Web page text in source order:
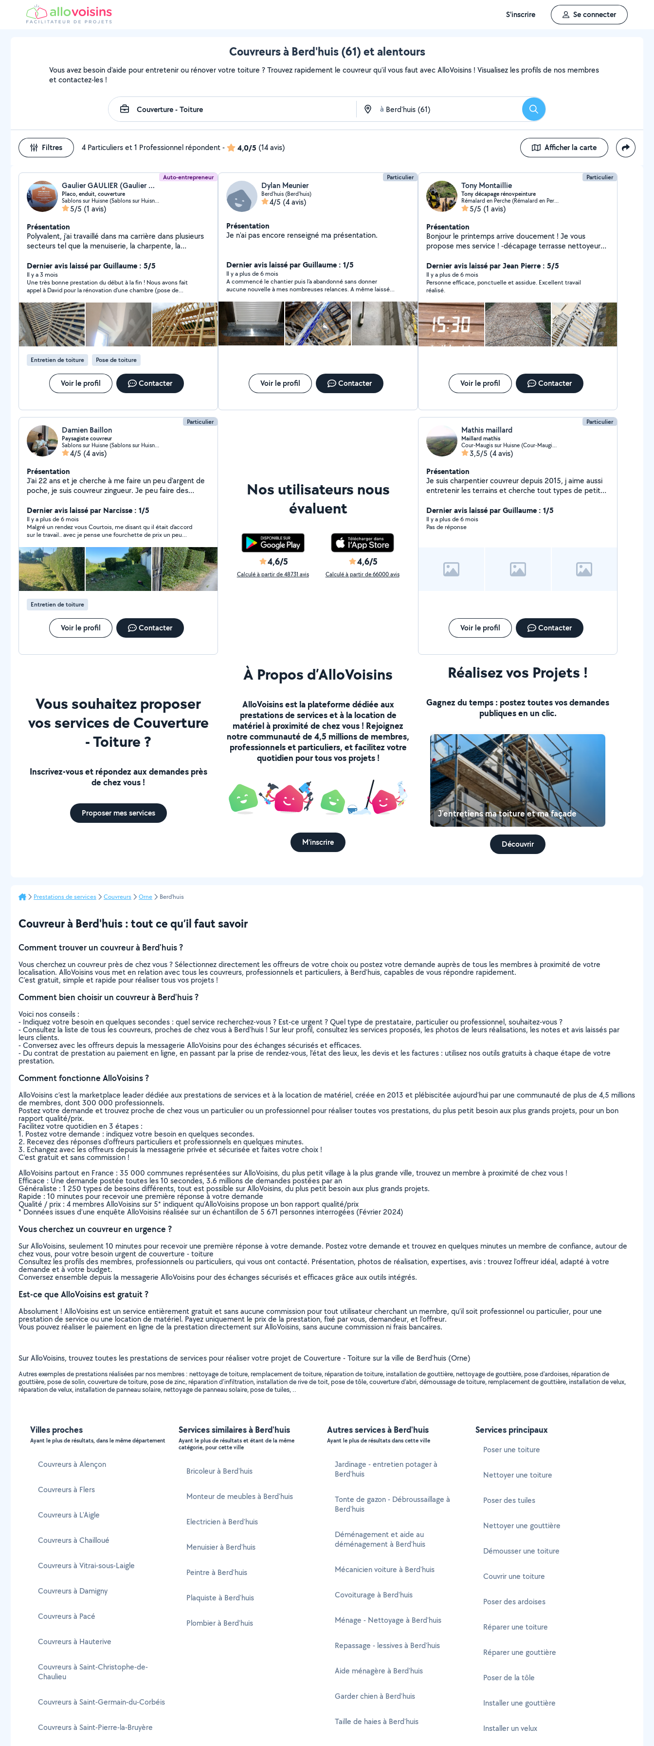
S'inscrire Se connecter
Couvreurs à Berd'huis (61) et alentours
Vous avez besoin d'aide pour entretenir ou rénover votre toiture ? Trouvez rapidement le couvreur qu'il vous faut avec AlloVoisins ! Visualisez les profils de nos membres
et contactez-les !
à Rechercher
Filtres 4 Particuliers et 1 Professionnel répondent- 4,0/5 (14 avis) Afficher la carte
Auto-entrepreneur
Gaulier GAULIER (Gaulier David)
Placo, enduit, couverture
Sablons sur Huisne (Sablons sur Huisne)
5/5 (1 avis)
Présentation
Polyvalent, j'ai travaillé dans ma carrière dans plusieurs
secteurs tel que la menuiserie, la charpente, la
Dernier avis laissé par Guillaume : 5/5
Il y a 3 mois
Une très bonne prestation du début à la fin ! Nous avons fait
appel à David pour la rénovation d'une chambre (pose de
résultat est au-delà de nos espérances ! David est un artisan
minutieux qui a le souci du détail et du travail bien fait. Il a su
parfaitement s'adapter aux contraintes de notre maison et na
investi le temps nécessaire pour nous offrir des finitions
impeccables. En plus d'être un expert dans son domaine, il est
très sympathique, à l'écoute et d'excellent conseil. Nous ferons
de nouveau appel à lui sans hésiter pour nos futurs chantiers.
Je le recommande les yeux fermés !
Entretien de toiture Pose de toiture
Voir le profil Contacter
Particulier
Dylan Meunier
Berd'huis (Berd'huis)
4/5 (4 avis)
Présentation
Je n'ai pas encore renseigné ma présentation.
Dernier avis laissé par Guillaume : 1/5
Il y a plus de 6 mois
A commencé le chantier puis l’a abandonné sans donner
aucune nouvelle à mes nombreuses relances. A même laissé
Voir le profil Contacter
Particulier
Tony Montaillie
Tony décapage rénovpeinture
Rémalard en Perche (Rémalard en Perche)
5/5 (1 avis)
Présentation
Bonjour le printemps arrive doucement ! Je vous
propose mes service ! -décapage terrasse nettoyeur
peinture
Dernier avis laissé par Jean Pierre : 5/5
Il y a plus de 6 mois
Personne efficace, ponctuelle et assidue. Excellent travail
réalisé.
Voir le profil Contacter
Particulier
Damien Baillon
Paysagiste couvreur
Sablons sur Huisne (Sablons sur Huisne)
4/5 (4 avis)
Présentation
J'ai 22 ans et je cherche à me faire un peu d'argent de
poche, je suis couvreur zingueur. Je peu faire des
Pose de velux et volet roulant électrique
Dernier avis laissé par Narcisse : 1/5
Il y a plus de 6 mois
Malgré un rendez vous Courtois, me disant qu il était d’accord
sur le travail.. avec je pense une fourchette de prix un peu
sollicitations , pour définir sa venue … j ai donc fait venir une
autre personne Je ne comprends pas cette impolitesse, il
suffit simplement de dire non… cela ne m intéresse pas (plus
).. être poli tout simplement et ne pas faire perdre son temps
aux autres …
Entretien de toiture
Voir le profil Contacter
Nos utilisateurs nous
évaluent
4,6/5
Calculé à partir de 48731 avis
4,6/5
Calculé à partir de 66000 avis
Particulier
Mathis maillard
Maillard mathis
Cour-Maugis sur Huisne (Cour-Maugis sur Huisne)
3,5/5 (4 avis)
Présentation
Je suis charpentier couvreur depuis 2015, j aime aussi
entretenir les terrains et cherche tout types de petits
chercher des matériaux puis vous les livrer, évacuer des
gravats, des déchets verts.....
Dernier avis laissé par Guillaume : 1/5
Il y a plus de 6 mois
Pas de réponse
Voir le profil Contacter
Vous souhaitez proposer
vos services de Couverture
- Toiture ?
Inscrivez-vous et répondez aux demandes près
de chez vous !
Proposer mes services
À Propos d’AlloVoisins
AlloVoisins est la plateforme dédiée aux
prestations de services et à la location de
matériel à proximité de chez vous ! Rejoignez
notre communauté de 4,5 millions de membres,
professionnels et particuliers, et facilitez votre
quotidien pour tous vos projets !
M'inscrire
Réalisez vos Projets !
Gagnez du temps : postez toutes vos demandes
publiques en un clic.
J'entretiens ma toiture et ma façade
Découvrir
Prestations de services Couvreurs Orne Berd'huis
Couvreur à Berd'huis : tout ce qu’il faut savoir
Comment trouver un couvreur à Berd'huis ?
Vous cherchez un couvreur près de chez vous ? Sélectionnez directement les offreurs de votre choix ou postez votre demande auprès de tous les membres à proximité de votre
localisation. AlloVoisins vous met en relation avec tous les couvreurs, professionnels et particuliers, à Berd'huis, capables de vous répondre rapidement.
C’est gratuit, simple et rapide pour réaliser tous vos projets !
Comment bien choisir un couvreur à Berd'huis ?
Voici nos conseils :
- Indiquez votre besoin en quelques secondes : quel service recherchez-vous ? Est-ce urgent ? Quel type de prestataire, particulier ou professionnel, souhaitez-vous ?
- Consultez la liste de tous les couvreurs, proches de chez vous à Berd'huis ! Sur leur profil, consultez les services proposés, les photos de leurs réalisations, les notes et avis laissés par
leurs clients.
- Conversez avec les offreurs depuis la messagerie AlloVoisins pour des échanges sécurisés et efficaces.
- Du contrat de prestation au paiement en ligne, en passant par la prise de rendez-vous, l’état des lieux, les devis et les factures : utilisez nos outils gratuits à chaque étape de votre
prestation.
Comment fonctionne AlloVoisins ?
AlloVoisins c’est la marketplace leader dédiée aux prestations de services et à la location de matériel, créée en 2013 et plébiscitée aujourd’hui par une communauté de plus de 4,5 millions
de membres, dont 300 000 professionnels.
Postez votre demande et trouvez proche de chez vous un particulier ou un professionnel pour réaliser toutes vos prestations, du plus petit besoin aux plus grands projets, pour un bon
rapport qualité/prix.
Facilitez votre quotidien en 3 étapes :
1. Postez votre demande : indiquez votre besoin en quelques secondes.
2. Recevez des réponses d’offreurs particuliers et professionnels en quelques minutes.
3. Echangez avec les offreurs depuis la messagerie privée et sécurisée et faites votre choix !
C’est gratuit et sans commission !
AlloVoisins partout en France : 35 000 communes représentées sur AlloVoisins, du plus petit village à la plus grande ville, trouvez un membre à proximité de chez vous !
Efficace : Une demande postée toutes les 10 secondes, 3.6 millions de demandes postées par an
Généraliste : 1 250 types de besoins différents, tout est possible sur AlloVoisins, du plus petit besoin aux plus grands projets.
Rapide : 10 minutes pour recevoir une première réponse à votre demande
Qualité / prix : 4 membres AlloVoisins sur 5* indiquent qu’AlloVoisins propose un bon rapport qualité/prix
* Données issues d’une enquête AlloVoisins réalisée sur un échantillon de 5 671 personnes interrogées (Février 2024)
Vous cherchez un couvreur en urgence ?
Sur AlloVoisins, seulement 10 minutes pour recevoir une première réponse à votre demande. Postez votre demande et trouvez en quelques minutes un membre de confiance, autour de
chez vous, pour votre besoin urgent de couverture - toiture
Consultez les profils des membres, professionnels ou particuliers, qui vous ont contacté. Présentation, photos de réalisation, expertises, avis : trouvez l'offreur idéal, adapté à votre
demande et à votre budget.
Conversez ensemble depuis la messagerie AlloVoisins pour des échanges sécurisés et efficaces grâce aux outils intégrés.
Est-ce que AlloVoisins est gratuit ?
Absolument ! AlloVoisins est un service entièrement gratuit et sans aucune commission pour tout utilisateur cherchant un membre, qu’il soit professionnel ou particulier, pour une
prestation de service ou une location de matériel. Payez uniquement le prix de la prestation, fixé par vous, demandeur, et l’offreur.
Vous pouvez réaliser le paiement en ligne de la prestation directement sur AlloVoisins, sans aucune commission ni frais bancaires.
Sur AlloVoisins, trouvez toutes les prestations de services pour réaliser votre projet de Couverture - Toiture sur la ville de Berd'huis (Orne)
Autres exemples de prestations réalisées par nos membres : nettoyage de toiture, remplacement de toiture, réparation de toiture, installation de gouttière, nettoyage de gouttière, pose d'ardoises, réparation de
gouttière, pose de solin, couverture de toiture, pose de zinc, réparation d'infiltration, installation de rive de toit, pose de tôle, couverture d'abri, démoussage de toiture, remplacement de gouttière, installation de velux,
réparation de velux, installation de panneau solaire, nettoyage de panneau solaire, pose de tuiles, ..
Villes proches
Ayant le plus de résultats, dans le même département
Couvreurs à Alençon
Couvreurs à Flers
Couvreurs à L'Aigle
Couvreurs à Chailloué
Couvreurs à Vitrai-sous-Laigle
Couvreurs à Damigny
Couvreurs à Pacé
Couvreurs à Hauterive
Couvreurs à Saint-Christophe-de-
Chaulieu
Couvreurs à Saint-Germain-du-Corbéis
Couvreurs à Saint-Pierre-la-Bruyère
Services similaires à Berd'huis
Ayant le plus de résultats et étant de la même
catégorie, pour cette ville
Bricoleur à Berd'huis
Monteur de meubles à Berd'huis
Electricien à Berd'huis
Menuisier à Berd'huis
Peintre à Berd'huis
Plaquiste à Berd'huis
Plombier à Berd'huis
Autres services à Berd'huis
Ayant le plus de résultats dans cette ville
Jardinage - entretien potager à
Berd'huis
Tonte de gazon - Débroussaillage à
Berd'huis
Déménagement et aide au
déménagement à Berd'huis
Mécanicien voiture à Berd'huis
Covoiturage à Berd'huis
Ménage - Nettoyage à Berd'huis
Repassage - lessives à Berd'huis
Aide ménagère à Berd'huis
Garder chien à Berd'huis
Taille de haies à Berd'huis
Services principaux
Poser une toiture
Nettoyer une toiture
Poser des tuiles
Nettoyer une gouttière
Démousser une toiture
Couvrir une toiture
Poser des ardoises
Réparer une toiture
Réparer une gouttière
Poser de la tôle
Installer une gouttière
Installer un velux